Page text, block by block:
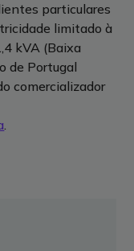
particulares
limitado à
kVA (Baixa
de Portugal
comercializador
.